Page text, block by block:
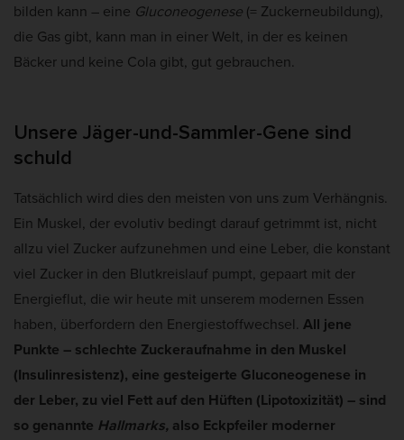
bilden kann – eine Gluconeogenese (= Zuckerneubildung),
die Gas gibt, kann man in einer Welt, in der es keinen
Bäcker und keine Cola gibt, gut gebrauchen.
Unsere Jäger-und-Sammler-Gene sind
schuld
Tatsächlich wird dies den meisten von uns zum Verhängnis.
Ein Muskel, der evolutiv bedingt darauf getrimmt ist, nicht
allzu viel Zucker aufzunehmen und eine Leber, die konstant
viel Zucker in den Blutkreislauf pumpt, gepaart mit der
Energieflut, die wir heute mit unserem modernen Essen
haben, überfordern den Energiestoffwechsel. All jene
Punkte – schlechte Zuckeraufnahme in den Muskel
(Insulinresistenz), eine gesteigerte Gluconeogenese in
der Leber, zu viel Fett auf den Hüften (Lipotoxizität) – sind
so genannte Hallmarks, also Eckpfeiler moderner